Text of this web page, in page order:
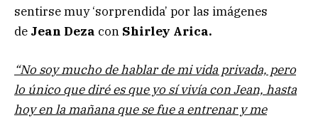
sentirse muy ‘sorprendida’ por las imágenes
de Jean Deza con Shirley Arica.
“No soy mucho de hablar de mi vida privada, pero
lo único que diré es que yo sí vivía con Jean, hasta
hoy en la mañana que se fue a entrenar y me